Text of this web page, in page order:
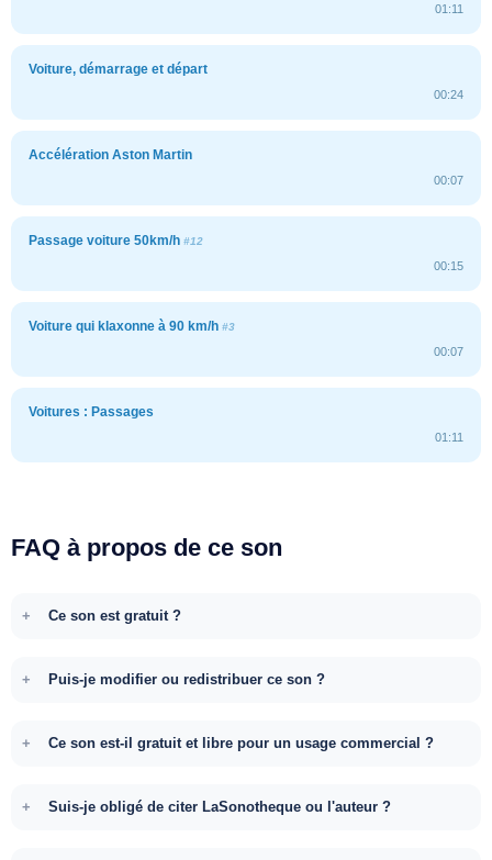
01:11
Voiture, démarrage et départ
00:24
Accélération Aston Martin
00:07
Passage voiture 50km/h #12
00:15
Voiture qui klaxonne à 90 km/h #3
00:07
Voitures : Passages
01:11
FAQ à propos de ce son
Ce son est gratuit ?
Puis-je modifier ou redistribuer ce son ?
Ce son est-il gratuit et libre pour un usage commercial ?
Suis-je obligé de citer LaSonotheque ou l'auteur ?